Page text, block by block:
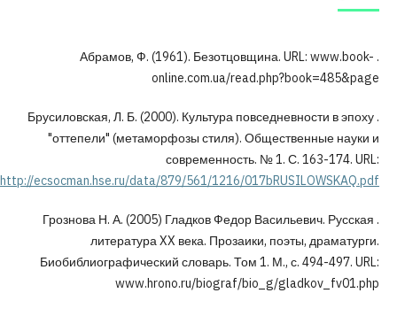
. Абрамов, Ф. (1961). Безотцовщина.
online.com.ua/
. Брусиловская, Л. Б. (2000). Культура
"оттепели" (метаморфозы стиля).
современность. № 1. С.
http://ecsocman.hse.ru/data/879/561/1216/
. Грознова Н. А. (2005) Гладков Федор
литература XX века. Прозаики,
Биобиблиографический словарь. Том 1. М., с.
www.hrono.ru/biograf/bio_g/